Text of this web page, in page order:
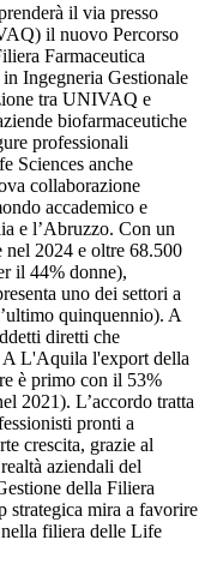
il via presso
il nuovo Percorso
Farmaceutica
Ingegneria Gestionale
tra UNIVAQ e
biofarmaceutiche
professionali
Sciences anche
collaborazione
accademico e
e l’Abruzzo. Con un
2024 e oltre 68.500
il 44% donne),
uno dei settori a
quinquennio). A
diretti che
L'Aquila l'export della
è primo con il 53%
2021). L’accordo tratta
pronti a
crescita, grazie al
aziendali del
della Filiera
strategica mira a favorire
filiera delle Life